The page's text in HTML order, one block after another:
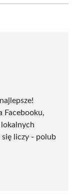
Facebooku,
liczy - polub